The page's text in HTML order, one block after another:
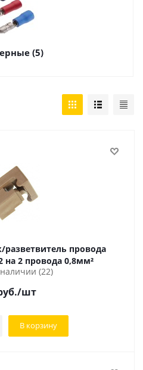
(5)
на 2 провода 0,8мм²
(22)
/шт
В корзину